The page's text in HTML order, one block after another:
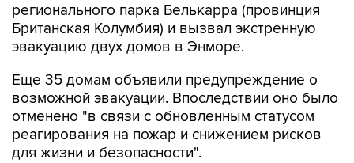
регионального парка Белькарра (провинция
Британская Колумбия) и вызвал экстренную
эвакуацию двух домов в Энморе.
Еще 35 домам объявили предупреждение о
возможной эвакуации. Впоследствии оно было
отменено "в связи с обновленным статусом
реагирования на пожар и снижением рисков
для жизни и безопасности".